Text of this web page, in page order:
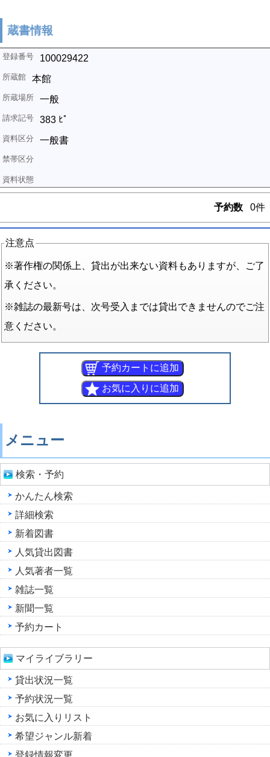
蔵書情報
100029422
本館
一般
383 ﾋﾟ
一般書
予約数 0件
注意点
※著作権の関係上、貸出が出来ない資料もありますが、ご了
承ください。
※雑誌の最新号は、次号受入までは貸出できませんのでご注
意ください。
メニュー
検索・予約
かんたん検索
詳細検索
新着図書
人気貸出図書
人気著者一覧
雑誌一覧
新聞一覧
予約カート
マイライブラリー
貸出状況一覧
予約状況一覧
お気に入りリスト
希望ジャンル新着
登録情報変更